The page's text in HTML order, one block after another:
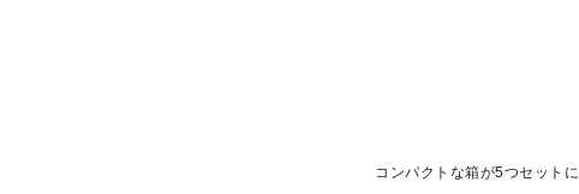
コンパクトな箱が5つセットに